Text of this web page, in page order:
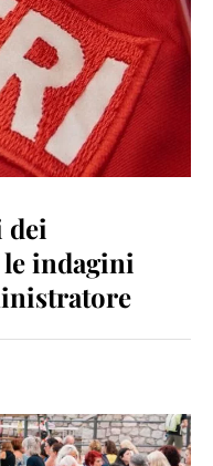
dei
indagini